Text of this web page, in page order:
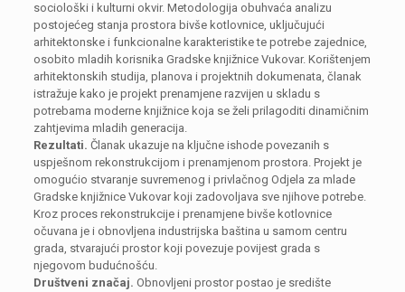
sociološki i kulturni okvir. Metodologija obuhvaća analizu
postojećeg stanja prostora bivše kotlovnice, uključujući
arhitektonske i funkcionalne karakteristike te potrebe zajednice,
osobito mladih korisnika Gradske knjižnice Vukovar. Korištenjem
arhitektonskih studija, planova i projektnih dokumenata, članak
istražuje kako je projekt prenamjene razvijen u skladu s
potrebama moderne knjižnice koja se želi prilagoditi dinamičnim
zahtjevima mladih generacija.
Rezultati. Članak ukazuje na ključne ishode povezanih s
uspješnom rekonstrukcijom i prenamjenom prostora. Projekt je
omogućio stvaranje suvremenog i privlačnog Odjela za mlade
Gradske knjižnice Vukovar koji zadovoljava sve njihove potrebe.
Kroz proces rekonstrukcije i prenamjene bivše kotlovnice
očuvana je i obnovljena industrijska baština u samom centru
grada, stvarajući prostor koji povezuje povijest grada s
njegovom budućnošću.
Društveni značaj. Obnovljeni prostor postao je središte